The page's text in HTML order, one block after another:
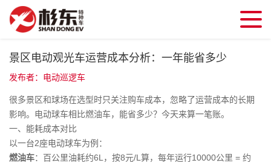
景区电动观光车运营成本分析：一年能省多少
发布者：电动巡逻车
很多景区和球场在选型时只关注购车成本，忽略了运营成本的长期
影响。电动球车相比燃油车，能省多少？今天来算一笔账。
一、能耗成本对比
以一台2座电动球车为例：
燃油车：百公里油耗约6L，按8元/L算，每年运行10000公里 = 约